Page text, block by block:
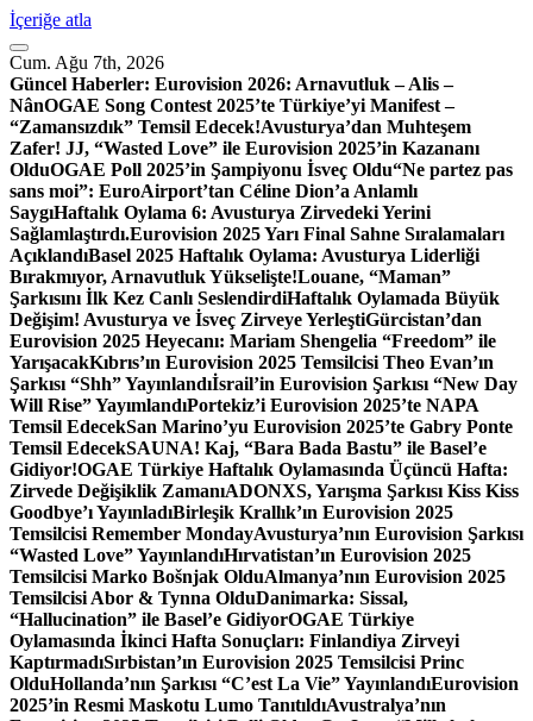
İçeriğe atla
Cum. Ağu 7th, 2026
Güncel Haberler: Eurovision 2026: Arnavutluk – Alis –
NânOGAE Song Contest 2025’te Türkiye’yi Manifest –
“Zamansızdık” Temsil Edecek!Avusturya’dan Muhteşem
Zafer! JJ, “Wasted Love” ile Eurovision 2025’in Kazananı
OlduOGAE Poll 2025’in Şampiyonu İsveç Oldu“Ne partez pas
sans moi”: EuroAirport’tan Céline Dion’a Anlamlı
SaygıHaftalık Oylama 6: Avusturya Zirvedeki Yerini
Sağlamlaştırdı.Eurovision 2025 Yarı Final Sahne Sıralamaları
AçıklandıBasel 2025 Haftalık Oylama: Avusturya Liderliği
Bırakmıyor, Arnavutluk Yükselişte!Louane, “Maman”
Şarkısını İlk Kez Canlı SeslendirdiHaftalık Oylamada Büyük
Değişim! Avusturya ve İsveç Zirveye YerleştiGürcistan’dan
Eurovision 2025 Heyecanı: Mariam Shengelia “Freedom” ile
YarışacakKıbrıs’ın Eurovision 2025 Temsilcisi Theo Evan’ın
Şarkısı “Shh” Yayınlandıİsrail’in Eurovision Şarkısı “New Day
Will Rise” YayımlandıPortekiz’i Eurovision 2025’te NAPA
Temsil EdecekSan Marino’yu Eurovision 2025’te Gabry Ponte
Temsil EdecekSAUNA! Kaj, “Bara Bada Bastu” ile Basel’e
Gidiyor!OGAE Türkiye Haftalık Oylamasında Üçüncü Hafta:
Zirvede Değişiklik ZamanıADONXS, Yarışma Şarkısı Kiss Kiss
Goodbye’ı YayınladıBirleşik Krallık’ın Eurovision 2025
Temsilcisi Remember MondayAvusturya’nın Eurovision Şarkısı
“Wasted Love” YayınlandıHırvatistan’ın Eurovision 2025
Temsilcisi Marko Bošnjak OlduAlmanya’nın Eurovision 2025
Temsilcisi Abor & Tynna OlduDanimarka: Sissal,
“Hallucination” ile Basel’e GidiyorOGAE Türkiye
Oylamasında İkinci Hafta Sonuçları: Finlandiya Zirveyi
KaptırmadıSırbistan’ın Eurovision 2025 Temsilcisi Princ
OlduHollanda’nın Şarkısı “C’est La Vie” YayınlandıEurovision
2025’in Resmi Maskotu Lumo TanıtıldıAvustralya’nın